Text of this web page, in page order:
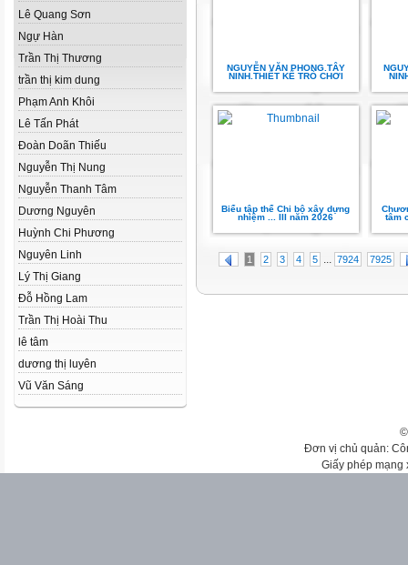
Lê Quang Sơn
Ngự Hàn
Trần Thị Thương
trần thị kim dung
Phạm Anh Khôi
Lê Tấn Phát
Đoàn Doãn Thiếu
Nguyễn Thị Nung
Nguyễn Thanh Tâm
Dương Nguyên
Huỳnh Chi Phương
Nguyên Linh
Lý Thị Giang
Đỗ Hồng Lam
Trần Thị Hoài Thu
lê tâm
dương thị luyên
Vũ Văn Sáng
NGUYỄN VĂN PHONG.TÂY
NINH.THIẾT KẾ TRÒ CHƠI
Biểu tập thể Chi bộ xây dựng
nhiệm ... III năm 2026
tâm
1 2 3 4 5 ... 7924 7925
Đơn vị chủ quản:
Giấy phép mạng